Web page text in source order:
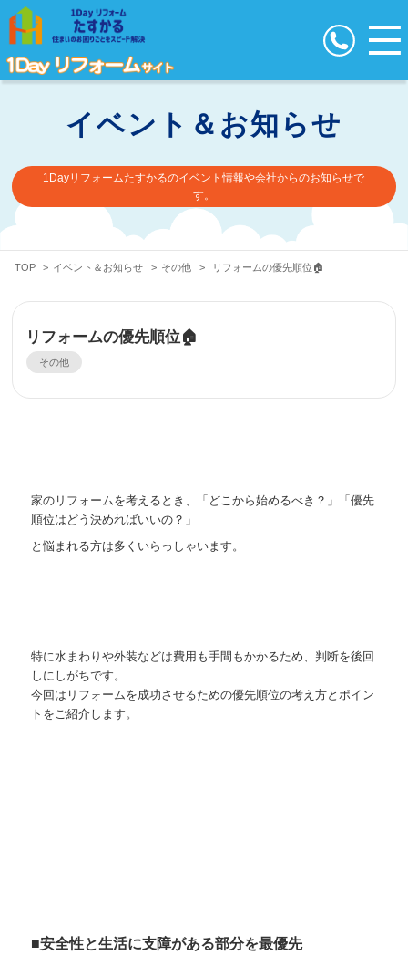
イベント＆お知らせ
1Dayリフォームたすかるのイベント情報や会社からのお知らせで
す。
TOP > イベント＆お知らせ > その他 > リフォームの優先順位🏠
リフォームの優先順位🏠
その他
家のリフォームを考えるとき、「どこから始めるべき？」「優先
順位はどう決めればいいの？」
と悩まれる方は多くいらっしゃいます。
特に水まわりや外装などは費用も手間もかかるため、判断を後回
しにしがちです。
今回はリフォームを成功させるための優先順位の考え方とポイン
トをご紹介します。
■安全性と生活に支障がある部分を最優先